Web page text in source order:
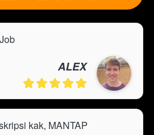
ALEX
kak, MANTAP